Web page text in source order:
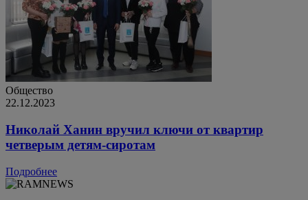
Общество
22.12.2023
Николай Ханин вручил ключи от квартир
четверым детям-сиротам
Подробнее